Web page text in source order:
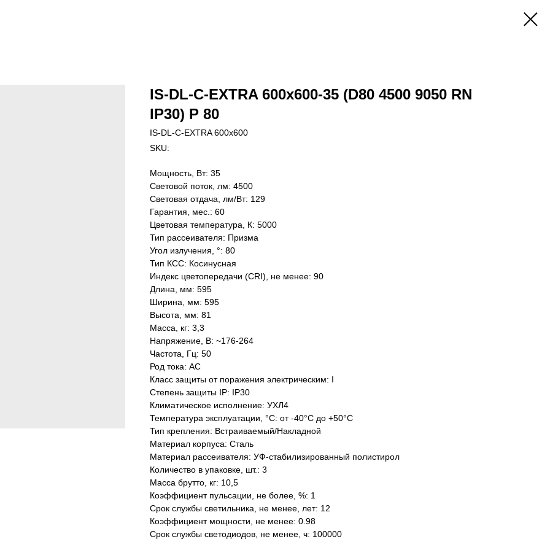
IS-DL-C-EXTRA 600x600-35 (D80 4500 9050 RN
IP30) P 80
IS-DL-C-EXTRA 600x600
SKU:
Мощность, Вт: 35
Световой поток, лм: 4500
Световая отдача, лм/Вт: 129
Гарантия, мес.: 60
Цветовая температура, К: 5000
Тип рассеивателя: Призма
Угол излучения, °: 80
Тип КСС: Косинусная
Индекс цветопередачи (CRI), не менее: 90
Длина, мм: 595
Ширина, мм: 595
Высота, мм: 81
Масса, кг: 3,3
Напряжение, В: ~176-264
Частота, Гц: 50
Род тока: AC
Класс защиты от поражения электрическим: I
Степень защиты IP: IP30
Климатическое исполнение: УХЛ4
Температура эксплуатации, °С: от -40°C до +50°C
Тип крепления: Встраиваемый/Накладной
Материал корпуса: Сталь
Материал рассеивателя: УФ-стабилизированный полистирол
Количество в упаковке, шт.: 3
Масса брутто, кг: 10,5
Коэффициент пульсации, не более, %: 1
Срок службы светильника, не менее, лет: 12
Коэффициент мощности, не менее: 0.98
Срок службы светодиодов, не менее, ч: 100000